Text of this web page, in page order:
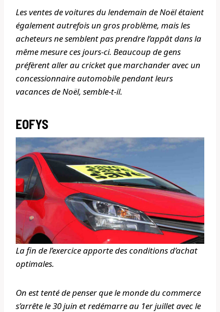
Les ventes de voitures du lendemain de Noël étaient
également autrefois un gros problème, mais les
acheteurs ne semblent pas prendre l’appât dans la
même mesure ces jours-ci. Beaucoup de gens
préfèrent aller au cricket que marchander avec un
concessionnaire automobile pendant leurs
vacances de Noël, semble-t-il.
EOFYS
La fin de l’exercice apporte des conditions d’achat
optimales.
On est tenté de penser que le monde du commerce
s’arrête le 30 juin et redémarre au 1er juillet avec le